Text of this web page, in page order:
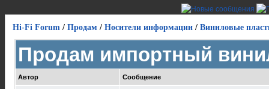
Hi-Fi Forum / Продам / Носители информации / Виниловые
Продам импортный
Автор Сообщение